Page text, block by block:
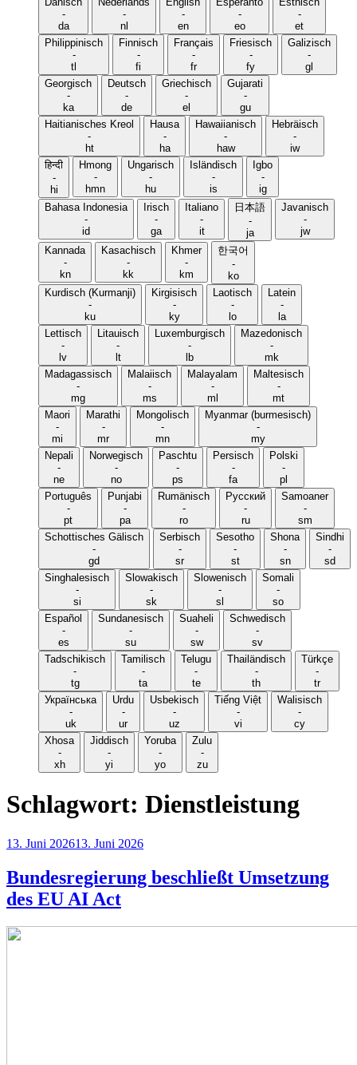
-
da
-
nl
-
en
-
eo
-
et
Philippinisch
-
tl
Finnisch
-
fi
Français
-
fr
Friesisch
-
fy
Galizisch
-
gl
Georgisch
-
ka
Deutsch
-
de
Griechisch
-
el
Gujarati
-
gu
Haitianisches Kreol
-
ht
Hausa
-
ha
Hawaiianisch
-
haw
Hebräisch
-
iw
हिन्दी
-
hi
Hmong
-
hmn
Ungarisch
-
hu
Isländisch
-
is
Igbo
-
ig
Bahasa Indonesia
-
id
Irisch
-
ga
Italiano
-
it
日本語
-
ja
Javanisch
-
jw
Kannada
-
kn
Kasachisch
-
kk
Khmer
-
km
한국어
-
ko
Kurdisch (Kurmanji)
-
ku
Kirgisisch
-
ky
Laotisch
-
lo
Latein
-
la
Lettisch
-
lv
Litauisch
-
lt
Luxemburgisch
-
lb
Mazedonisch
-
mk
Madagassisch
-
mg
Malaiisch
-
ms
Malayalam
-
ml
Maltesisch
-
mt
Maori
-
mi
Marathi
-
mr
Mongolisch
-
mn
Myanmar (burmesisch)
-
my
Nepali
-
ne
Norwegisch
-
no
Paschtu
-
ps
Persisch
-
fa
Polski
-
pl
Português
-
pt
Punjabi
-
pa
Rumänisch
-
ro
Русский
-
ru
Samoaner
-
sm
Schottisches Gälisch
-
gd
Serbisch
-
sr
Sesotho
-
st
Shona
-
sn
Sindhi
-
sd
Singhalesisch
-
si
Slowakisch
-
sk
Slowenisch
-
sl
Somali
-
so
Español
-
es
Sundanesisch
-
su
Suaheli
-
sw
Schwedisch
-
sv
Tadschikisch
-
tg
Tamilisch
-
ta
Telugu
-
te
Thailändisch
-
th
Türkçe
-
tr
Українська
-
uk
Urdu
-
ur
Usbekisch
-
uz
Tiếng Việt
-
vi
Walisisch
-
cy
Xhosa
-
xh
Jiddisch
-
yi
Yoruba
-
yo
Zulu
-
zu
Schlagwort: Dienstleistung
Veröffentlicht
13. Juni 202613. Juni 2026
Bundesregierung beschließt Umsetzung
des EU AI Act